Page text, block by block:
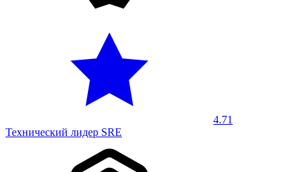
4.71
Технический лидер SRE